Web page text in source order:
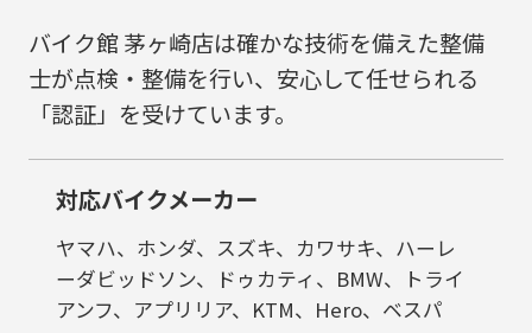
バイク館 茅ヶ崎店は確かな技術を備えた整備
士が点検・整備を行い、安心して任せられる
「認証」を受けています。
対応バイクメーカー
ヤマハ、ホンダ、スズキ、カワサキ、ハーレ
ーダビッドソン、ドゥカティ、BMW、トライ
アンフ、アプリリア、KTM、Hero、ベスパ